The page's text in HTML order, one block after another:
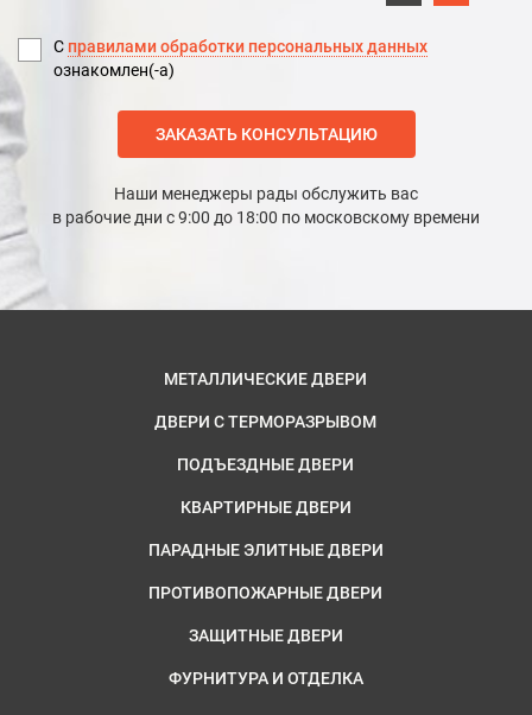
С правилами обработки персональных данных
ознакомлен(-а)
ЗАКАЗАТЬ КОНСУЛЬТАЦИЮ
Наши менеджеры рады обслужить вас
в рабочие дни с 9:00 до 18:00 по московскому времени
МЕТАЛЛИЧЕСКИЕ ДВЕРИ
ДВЕРИ С ТЕРМОРАЗРЫВОМ
ПОДЪЕЗДНЫЕ ДВЕРИ
КВАРТИРНЫЕ ДВЕРИ
ПАРАДНЫЕ ЭЛИТНЫЕ ДВЕРИ
ПРОТИВОПОЖАРНЫЕ ДВЕРИ
ЗАЩИТНЫЕ ДВЕРИ
ФУРНИТУРА И ОТДЕЛКА